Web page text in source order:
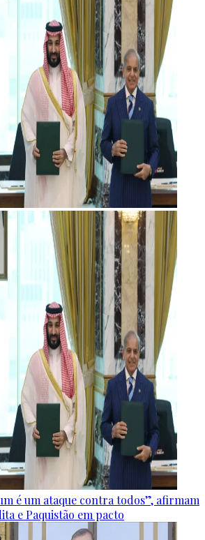
é um ataque contra todos”, afirmam
e Paquistão em pacto